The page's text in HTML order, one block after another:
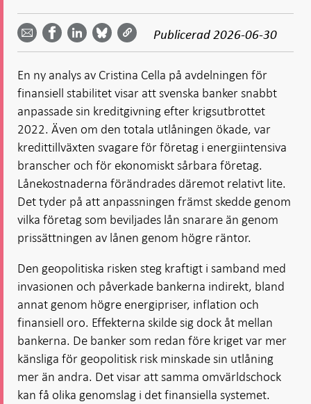
Dela
email -
Öppnas
i ny flik
Dela på
Facebook
- Öppnas
Dela på
LinkedIn
-
Öppnas
i ny flik
på
Bluesky
-
i ny flik
på
Twitter
-
i ny flik
Publicerad 2026-06-30
En ny analys av Cristina Cella på avdelningen för
finansiell stabilitet visar att svenska banker snabbt
anpassade sin kreditgivning efter krigsutbrottet
2022. Även om den totala utlåningen ökade, var
kredittillväxten svagare för företag i energiintensiva
branscher och för ekonomiskt sårbara företag.
Lånekostnaderna förändrades däremot relativt lite.
Det tyder på att anpassningen främst skedde genom
vilka företag som beviljades lån snarare än genom
prissättningen av lånen genom högre räntor.
Den geopolitiska risken steg kraftigt i samband med
invasionen och påverkade bankerna indirekt, bland
annat genom högre energipriser, inflation och
finansiell oro. Effekterna skilde sig dock åt mellan
bankerna. De banker som redan före kriget var mer
känsliga för geopolitisk risk minskade sin utlåning
mer än andra. Det visar att samma omvärldschock
kan få olika genomslag i det finansiella systemet.